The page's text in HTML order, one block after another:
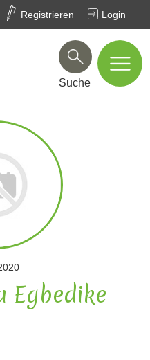
Login
Registrieren
Suche
Egbedike